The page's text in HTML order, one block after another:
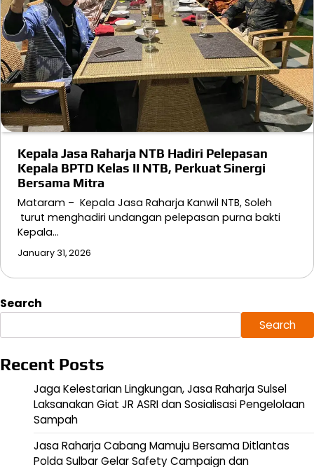
Kepala Jasa Raharja NTB Hadiri Pelepasan
Kepala BPTD Kelas II NTB, Perkuat Sinergi
Bersama Mitra
Mataram – Kepala Jasa Raharja Kanwil NTB, Soleh
turut menghadiri undangan pelepasan purna bakti
Kepala…
January 31, 2026
Search
Search
Recent Posts
Jaga Kelestarian Lingkungan, Jasa Raharja Sulsel
Laksanakan Giat JR ASRI dan Sosialisasi Pengelolaan
Sampah
Jasa Raharja Cabang Mamuju Bersama Ditlantas
Polda Sulbar Gelar Safety Campaign dan